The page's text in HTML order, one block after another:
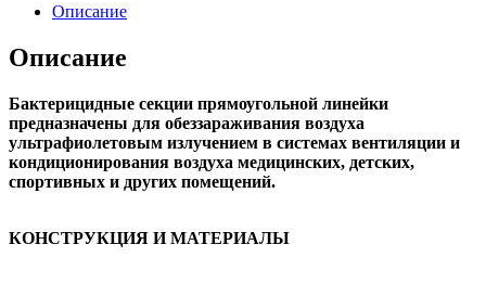
Описание
Описание
Бактерицидные секции прямоугольной линейки
предназначены для обеззараживания воздуха
ультрафиолетовым излучением в системах вентиляции и
кондиционирования воздуха медицинских, детских,
спортивных и других помещений.
КОНСТРУКЦИЯ И МАТЕРИАЛЫ